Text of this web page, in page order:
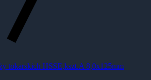
tokarskich HSSE,kszt.A 8,0x125mm